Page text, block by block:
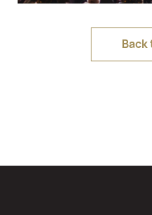
Back